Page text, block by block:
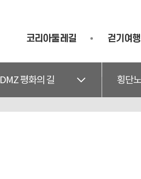
코리아둘레길 걷기여
DMZ 평화의 길 횡단